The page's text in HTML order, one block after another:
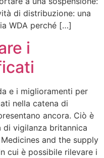
di distribuzione: una
WDA perché […]
i
e i miglioramenti per
nella catena di
ancora. Ciò è
di vigilanza britannica
and the supply
cui è possibile rilevare i